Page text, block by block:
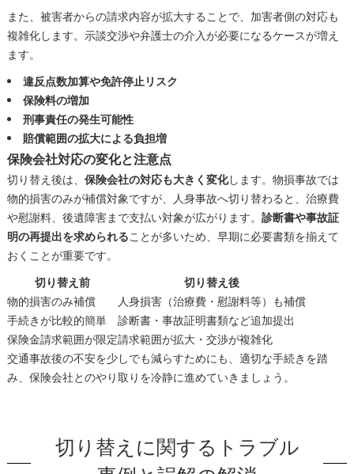
また、被害者からの請求内容が拡大することで、加害者側の対応も
複雑化します。示談交渉や弁護士の介入が必要になるケースが増え
ます。
違反点数加算や免許停止リスク
保険料の増加
刑事責任の発生可能性
賠償範囲の拡大による負担増
保険会社対応の変化と注意点
切り替え後は、 保険会社の対応も大きく変化します。物損事故では
物的損害のみが補償対象ですが、人身事故へ切り替わると、治療費
や慰謝料、後遺障害まで支払い対象が広がります。 診断書や事故証
明の再提出を求められることが多いため、早期に必要書類を揃えて
おくことが重要です。
切り替え前
切り替え後
物的損害のみ補償
人身損害（治療費・慰謝料等）も補償
手続きが比較的簡単
診断書・事故証明書類など追加提出
保険金請求範囲が限定請求範囲が拡大・交渉が複雑化
交通事故後の不安を少しでも減らすためにも、適切な手続きを踏
み、保険会社とのやり取りを冷静に進めていきましょう。
切り替えに関するトラブル